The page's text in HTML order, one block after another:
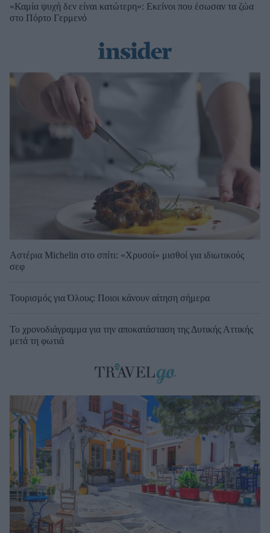
«Καμία ψυχή δεν είναι κατώτερη»: Εκείνοι που έσωσαν τα ζώα
στο Πόρτο Γερμενό
Αστέρια Michelin στο σπίτι: «Χρυσοί» μισθοί για ιδιωτικούς
σεφ
Τουρισμός για Όλους: Ποιοι κάνουν αίτηση σήμερα
Το χρονοδιάγραμμα για την αποκατάσταση της Δυτικής Αττικής
μετά τη φωτιά